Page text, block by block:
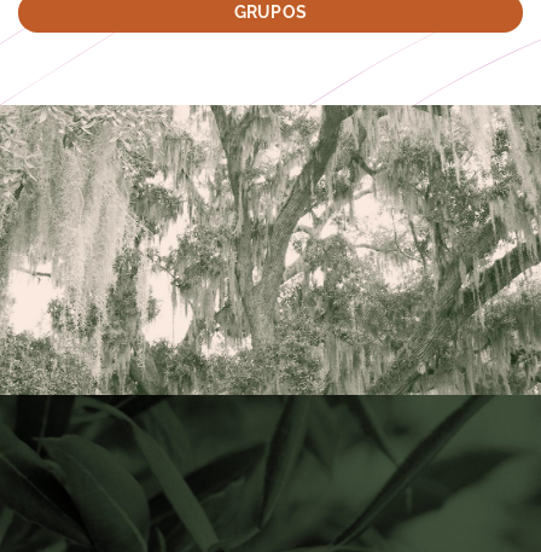
GRUPOS